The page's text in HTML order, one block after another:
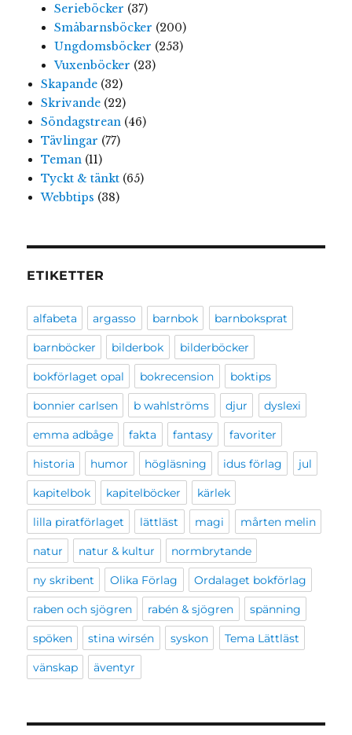
Serieböcker (37)
Småbarnsböcker (200)
Ungdomsböcker (253)
Vuxenböcker (23)
Skapande(32)
Skrivande(22)
Söndagstrean(46)
Tävlingar (77)
Teman(11)
Tyckt & tänkt(65)
Webbtips (38)
ETIKETTER
alfabeta argasso barnbok barnboksprat
barnböcker bilderbok bilderböcker
bokförlaget opal bokrecension boktips
bonnier carlsen b wahlströms djur dyslexi
emma adbåge fakta fantasy favoriter
historia humor högläsning idus förlag jul
kapitelbok kapitelböcker kärlek
lilla piratförlaget lättläst magi mårten melin
natur natur & kultur normbrytande
ny skribent Olika Förlag Ordalaget bokförlag
raben och sjögren rabén & sjögren spänning
spöken stina wirsén syskon Tema Lättläst
vänskap äventyr